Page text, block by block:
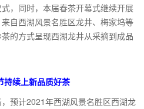
，同时，本届春茶开幕式继续开展
自西湖风景名胜区龙井、梅家坞等
的方式呈现西湖龙井从采摘到成品
持续上新品质好茶
预计2021年西湖风景名胜区西湖龙